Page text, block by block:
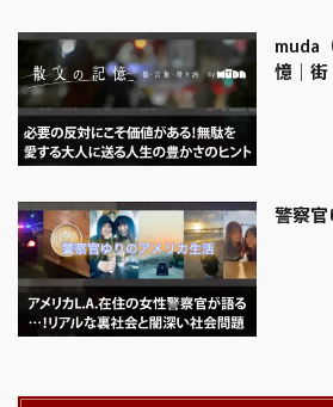
muda
憶｜街
警察官